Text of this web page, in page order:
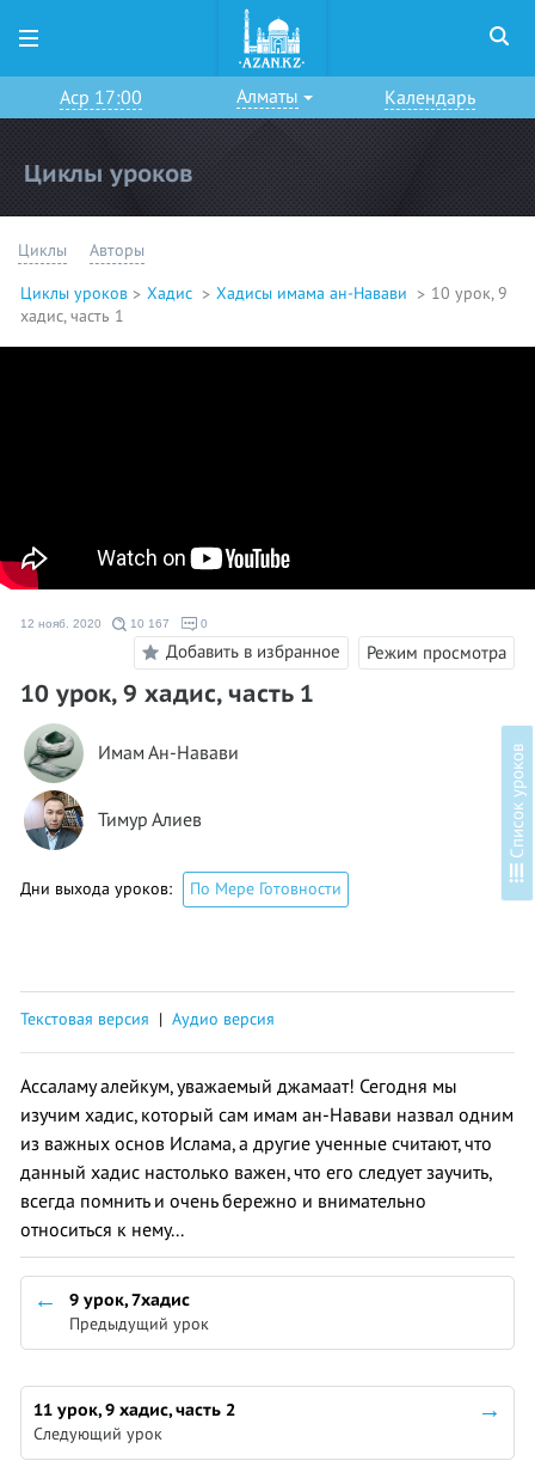
Аср 17:00 Алматы Календарь
Циклы уроков
Циклы Авторы
Циклы уроков Хадис Хадисы имама ан-Навави
10 урок, 9
хадис, часть 1
12 нояб. 2020 10 167 0
Добавить в избранное Режим просмотра
10 урок, 9 хадис, часть 1
Имам Ан-Навави
Тимур Алиев
Дни выхода уроков: По Мере Готовности
в
Текстовая версия | Аудио версия
Ассаламу алейкум, уважаемый джамаат! Сегодня мы
изучим хадис, который сам имам ан-Навави назвал одним
из важных основ Ислама, а другие ученные считают, что
данный хадис настолько важен, что его следует заучить,
всегда помнить и очень бережно и внимательно
относиться к нему...
9 урок, 7хадис
Предыдущий урок
11 урок, 9 хадис, часть 2
Следующий урок